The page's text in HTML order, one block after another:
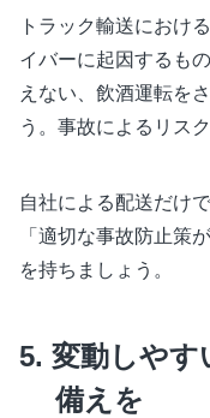
トラック輸送におけ
イバーに起因するも
えない、飲酒運転を
う。事故によるリス
自社による配送だけ
「適切な事故防止策
を持ちましょう。
変動しやす
備えを